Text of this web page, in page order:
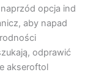
opcja ind
aby napad
odprawić
akseroftol